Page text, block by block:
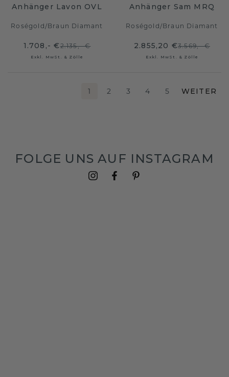
Anhänger Lavon OVL
Roségold/Braun Diamant
1.708,- €2.135,- €
Exkl. MwSt. & Zölle
Anhänger Sam MRQ
Roségold/Braun Diamant
2.855,20 €3.569,- €
Exkl. MwSt. & Zölle
1 2 3 4 5 WEITER
FOLGE UNS AUF INSTAGRAM